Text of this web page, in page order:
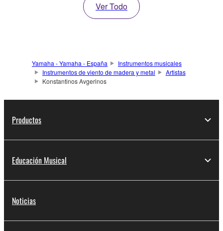
Ver Todo
Yamaha - Yamaha - España
Instrumentos musicales
Instrumentos de viento de madera y metal
Artistas
Konstantinos Avgerinos
Productos
Educación Musical
Noticias